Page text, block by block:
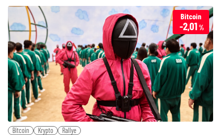
Bitcoin
-2,01%
Bitcoin Krypto Rallye